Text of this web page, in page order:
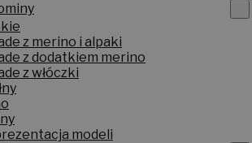
z merino i alpaki
z dodatkiem merino
z włóczki
modeli